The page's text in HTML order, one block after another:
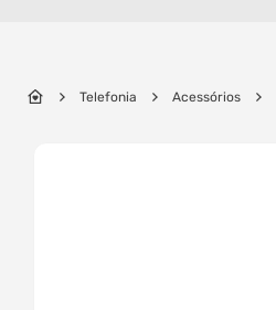
Telefonia Acessórios